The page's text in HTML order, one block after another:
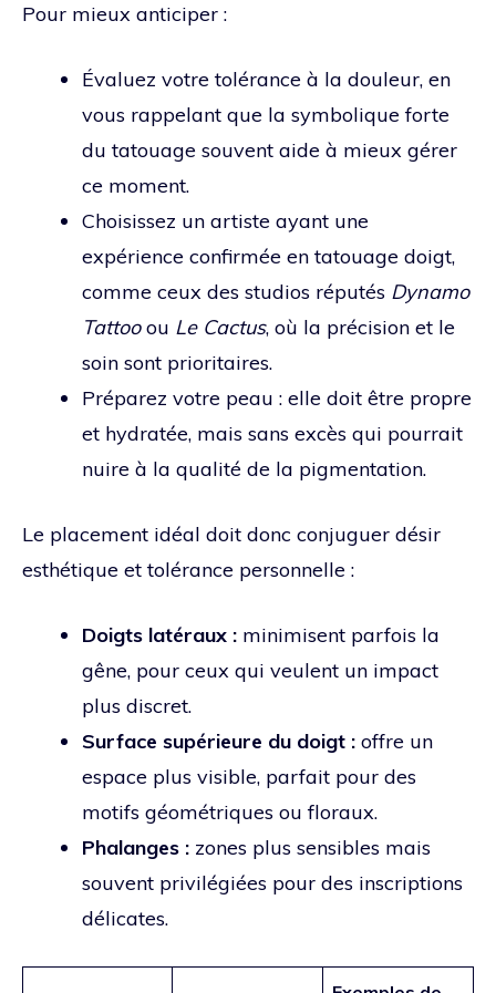
Pour mieux anticiper :
Évaluez votre tolérance à la douleur, en
vous rappelant que la symbolique forte
du tatouage souvent aide à mieux gérer
ce moment.
Choisissez un artiste ayant une
expérience confirmée en tatouage doigt,
comme ceux des studios réputés Dynamo
Tattooou Le Cactus, où la précision et le
soin sont prioritaires.
Préparez votre peau : elle doit être propre
et hydratée, mais sans excès qui pourrait
nuire à la qualité de la pigmentation.
Le placement idéal doit donc conjuguer désir
esthétique et tolérance personnelle :
Doigts latéraux : minimisent parfois la
gêne, pour ceux qui veulent un impact
plus discret.
Surface supérieure du doigt : offre un
espace plus visible, parfait pour des
motifs géométriques ou floraux.
Phalanges : zones plus sensibles mais
souvent privilégiées pour des inscriptions
délicates.